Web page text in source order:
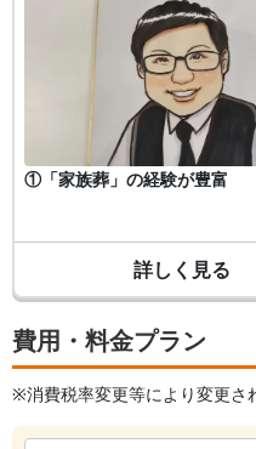
費用・料金プラン
※消費税率変更等により変更さ
①「家族葬」の経験が豊富
詳しく見る